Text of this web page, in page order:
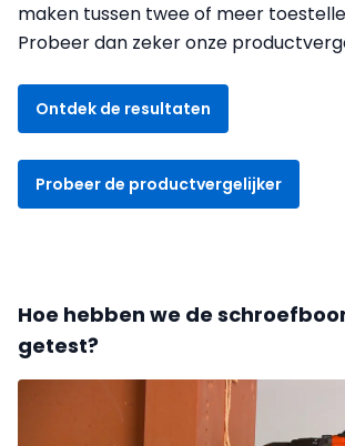
maken tussen twee of meer
Probeer dan zeker onze
Ontdek de resultaten
Probeer de productvergelijker
Hoe hebben we de
getest?